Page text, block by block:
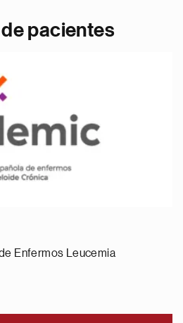
pacientes
Enfermos Leucemia